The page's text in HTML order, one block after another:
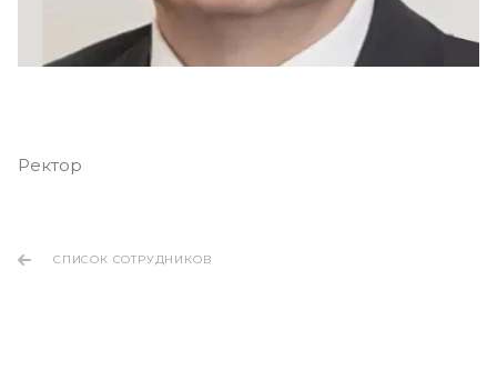
Ректор
СПИСОК СОТРУДНИКОВ